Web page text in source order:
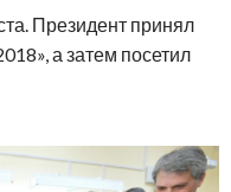
Президент принял
а затем посетил